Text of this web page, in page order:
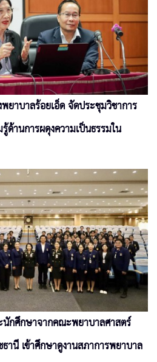
ยาบาลร้อยเอ็ด จัดประชุมวิชาการ
ด้านการผดุงความเป็นธรรมใน
กศึกษาจากคณะพยาบาลศาสตร์
านี เข้าศึกษาดูงานสภาการพยาบาล